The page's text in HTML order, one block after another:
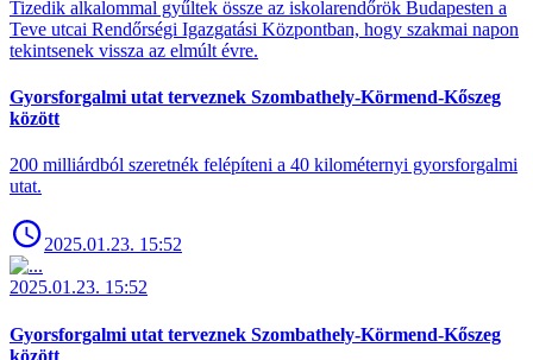
Tizedik alkalommal gyűltek össze az iskolarendőrök Budapesten a
Teve utcai Rendőrségi Igazgatási Központban, hogy szakmai napon
tekintsenek vissza az elmúlt évre.
Gyorsforgalmi utat terveznek Szombathely-Körmend-Kőszeg
között
200 milliárdból szeretnék felépíteni a 40 kilométernyi gyorsforgalmi
utat.
2025.01.23. 15:52
2025.01.23. 15:52
Gyorsforgalmi utat terveznek Szombathely-Körmend-Kőszeg
között